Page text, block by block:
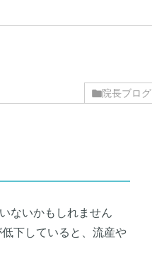
院長ブログ
ないかもしれません
下していると、流産や